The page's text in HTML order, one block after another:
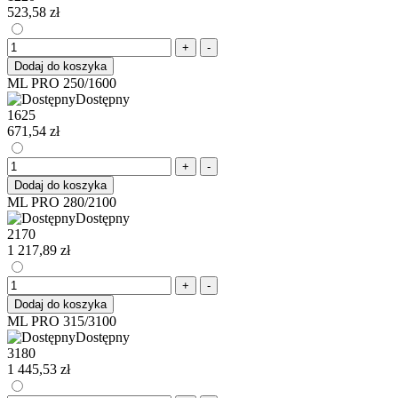
523,58 zł
+
-
Dodaj do koszyka
ML PRO 250/1600
Dostępny
1625
671,54 zł
+
-
Dodaj do koszyka
ML PRO 280/2100
Dostępny
2170
1 217,89 zł
+
-
Dodaj do koszyka
ML PRO 315/3100
Dostępny
3180
1 445,53 zł